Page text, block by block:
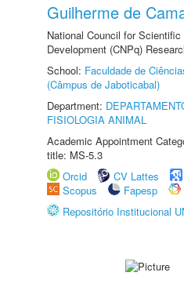
Guilherme de
National Council for Scientific
Development (CNPq)
School: Faculdade de
(Câmpus de Jaboticabal)
Department:
FISIOLOGIA ANIMAL
Academic Appointment
title: MS-5.3
Orcid
CV Lattes
Scopus
Fapesp
Repositório Institucional